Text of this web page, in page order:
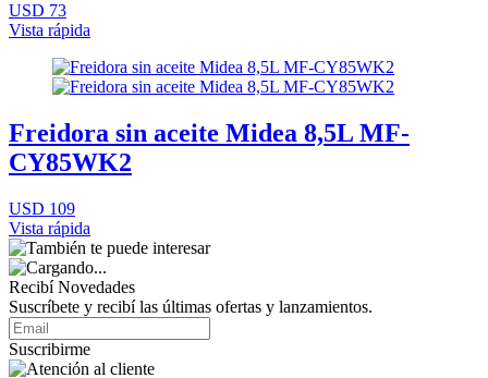
USD 73
Vista rápida
Freidora sin aceite Midea 8,5L MF-
CY85WK2
USD 109
Vista rápida
Recibí Novedades
Suscríbete y recibí las últimas ofertas y lanzamientos.
Suscribirme